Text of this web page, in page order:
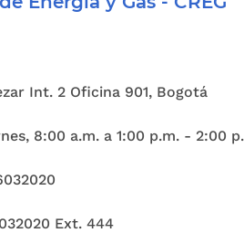
Int. 2 Oficina 901, Bogotá
8:00 a.m. a 1:00 p.m. - 2:00
Ext. 444